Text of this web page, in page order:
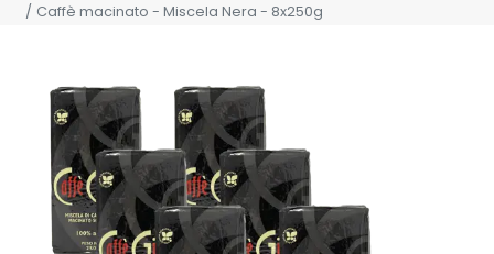
Caffè macinato - Miscela Nera - 8x250g